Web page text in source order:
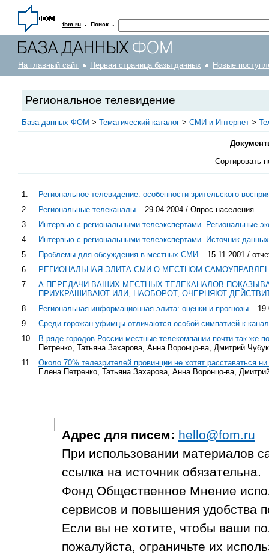
fom.ru · Поиск ·
На главный сайт Первая страница базы данных Новые
Региональное телевидение
База данных ФОМ > Тематический каталог > СМИ и Интернет >
Сортировать
1.
Региональное телевидение: особенности зрительского
2.
Региональные телеканалы – 29.04.2004 / Опрос населения
3.
Интервью с региональными телеэкспертами. Региональные
4.
Интервью с региональными телеэкспертами. Источник данных
5.
Проблемы для обсуждения в местных СМИ – 15.11.2001 /
6.
РЕГИОНАЛЬНАЯ ЭЛИТА СМИ О МЕСТНОМ
7.
А ПЕРЕДАЧИ ВАШИХ МЕСТНЫХ ТЕЛЕКАНАЛОВ
ПРИУКРАШИВАЮТ ИЛИ, НАОБОРОТ, ОЧЕРНЯЮТ
8.
Региональная информационная элита: оценки и прогнозы –
9.
Среди горожан уфимцы отличаются особой симпатией к
10.
В ряде городов России местные телекомпании почти так же
Петренко, Татьяна Захарова, Анна Воронцо-ва, Дмитрий
11.
Около 70% телезрителей провинции не хотят расставаться
Елена Петренко, Татьяна Захарова, Анна Воронцо-ва,
Адрес для писем: hello@fom.ru
При использовании материалов
ссылка на источник обязательна.
Фонд Общественное Мнение
сервисов и повышения удобства
Если вы не хотите, чтобы ваши
пожалуйста, ограничьте их